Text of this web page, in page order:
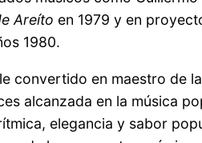
Areíto en 1979 y en
1980.
convertido en maestro de
alcanzada en la música
elegancia y sabor